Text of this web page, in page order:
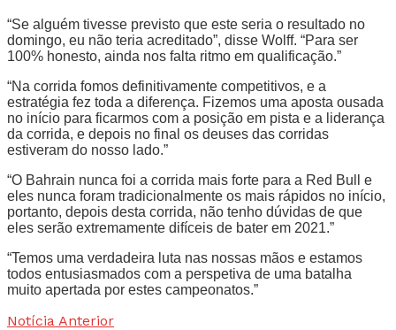
“Se alguém tivesse previsto que este seria o resultado no
domingo, eu não teria acreditado”, disse Wolff. “Para ser
100% honesto, ainda nos falta ritmo em qualificação.”
“Na corrida fomos definitivamente competitivos, e a
estratégia fez toda a diferença. Fizemos uma aposta ousada
no início para ficarmos com a posição em pista e a liderança
da corrida, e depois no final os deuses das corridas
estiveram do nosso lado.”
“O Bahrain nunca foi a corrida mais forte para a Red Bull e
eles nunca foram tradicionalmente os mais rápidos no início,
portanto, depois desta corrida, não tenho dúvidas de que
eles serão extremamente difíceis de bater em 2021.”
“Temos uma verdadeira luta nas nossas mãos e estamos
todos entusiasmados com a perspetiva de uma batalha
muito apertada por estes campeonatos.”
Notícia Anterior